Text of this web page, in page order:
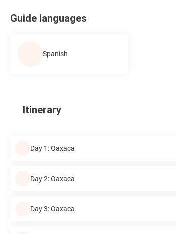
Guide languages
Spanish
Itinerary
Day 1: Oaxaca
Day 2: Oaxaca
Day 3: Oaxaca